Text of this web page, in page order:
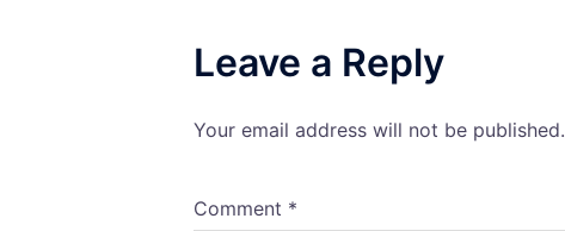
Leave a Reply
Your email address will not be published.
Comment *